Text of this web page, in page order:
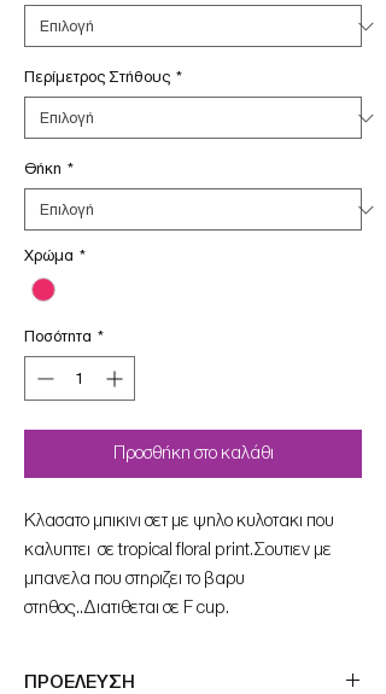
Περίμετρος Στήθους *
Θήκη *
Χρώμα *
Ποσότητα *
Προσθήκη στο καλάθι
Kλασατο μπικινι σετ με ψηλο κυλοτακι που
καλυπτει σε tropical floral print.Σουτιεν με
μπανελα που στηριζει το βαρυ
στηθος..Διατιθεται σε F cup.
ΠΡΟΕΛΕΥΣΗ